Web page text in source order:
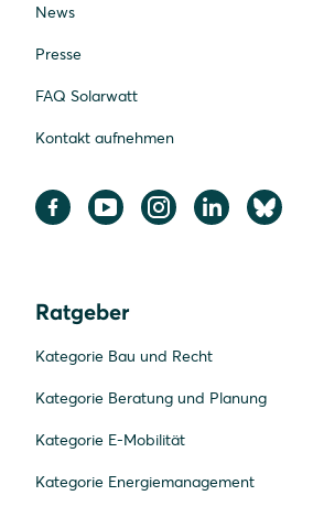
News
Presse
FAQ Solarwatt
Kontakt aufnehmen
Ratgeber
Kategorie Bau und Recht
Kategorie Beratung und Planung
Kategorie E-Mobilität
Kategorie Energiemanagement